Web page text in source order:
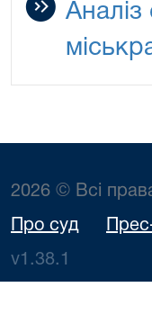
2026 © Всі
Про суд
v1.38.1